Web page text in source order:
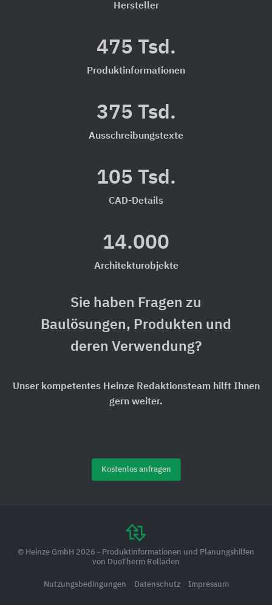
Hersteller
475 Tsd.
Produktinformationen
375 Tsd.
Ausschreibungstexte
105 Tsd.
CAD-Details
14.000
Architekturobjekte
Sie haben Fragen zu
Baulösungen, Produkten und
deren Verwendung?
Unser kompetentes Heinze Redaktionsteam hilft Ihnen
gern weiter.
Kostenlos anfragen
© Heinze GmbH 2026 - Produktinformationen und Planungshilfen
von DuoTherm Rolladen
Nutzungsbedingungen Datenschutz Impressum